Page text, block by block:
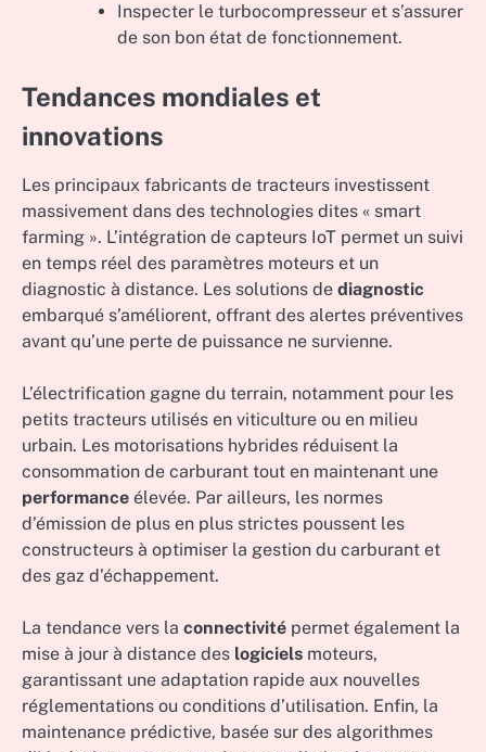
Inspecter le turbocompresseur et s’assurer
de son bon état de fonctionnement.
Tendances mondiales et
innovations
Les principaux fabricants de tracteurs investissent
massivement dans des technologies dites « smart
farming ». L’intégration de capteurs IoT permet un suivi
en temps réel des paramètres moteurs et un
diagnostic à distance. Les solutions de diagnostic
embarqué s’améliorent, offrant des alertes préventives
avant qu’une perte de puissance ne survienne.
L’électrification gagne du terrain, notamment pour les
petits tracteurs utilisés en viticulture ou en milieu
urbain. Les motorisations hybrides réduisent la
consommation de carburant tout en maintenant une
performance élevée. Par ailleurs, les normes
d’émission de plus en plus strictes poussent les
constructeurs à optimiser la gestion du carburant et
des gaz d’échappement.
La tendance vers la connectivité permet également la
mise à jour à distance des logiciels moteurs,
garantissant une adaptation rapide aux nouvelles
réglementations ou conditions d’utilisation. Enfin, la
maintenance prédictive, basée sur des algorithmes